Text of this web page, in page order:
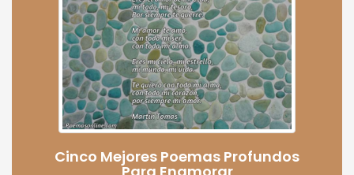
Cinco Mejores Poemas Profundos